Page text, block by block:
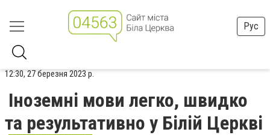
Рус
12:30, 27 березня 2023 р.
Іноземні мови легко, швидко
та результативно у Білій Церкві